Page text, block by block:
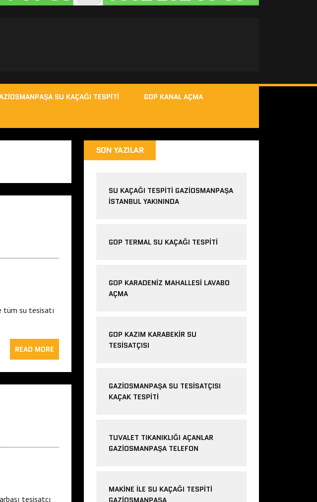
SU KAÇAĞI TESPITI GOP KANAL AÇMA
tüm su tesisatı
READ MORE
tesisatçı
SON YAZILAR
SU KAÇAĞI TESPITI GAZIOSMANPAŞA
ISTANBUL YAKININDA
GOP TERMAL SU KAÇAĞI TESPITI
GOP KARADENIZ MAHALLESI LAVABO
AÇMA
GOP KAZIM KARABEKIR SU
TESISATÇISI
GAZIOSMANPAŞA SU TESISATÇISI
KAÇAK TESPITI
TUVALET TIKANIKLIĞI AÇANLAR
GAZIOSMANPAŞA TELEFON
MAKINE ILE SU KAÇAĞI TESPITI
GAZIOSMANPAŞA